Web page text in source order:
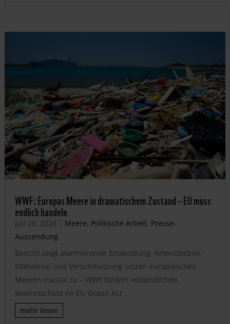
WWF: Europas Meere in dramatischem Zustand – EU muss
endlich handeln
Juli 28, 2026 | Meere, Politische Arbeit, Presse-
Aussendung
Bericht zeigt alarmierende Entwicklung: Artensterben,
Klimakrise und Verschmutzung setzen europäischen
Meeren massiv zu – WWF fordert verbindlichen
Meeresschutz im EU Ocean Act
mehr lesen